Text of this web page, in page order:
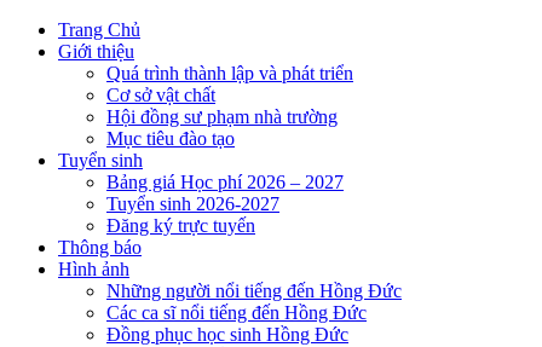
Trang Chủ
Giới thiệu
Quá trình thành lập và phát triển
Cơ sở vật chất
Hội đồng sư phạm nhà trường
Mục tiêu đào tạo
Tuyển sinh
Bảng giá Học phí 2026 – 2027
Tuyển sinh 2026-2027
Đăng ký trực tuyến
Thông báo
Hình ảnh
Những người nổi tiếng đến Hồng Đức
Các ca sĩ nổi tiếng đến Hồng Đức
Đồng phục học sinh Hồng Đức